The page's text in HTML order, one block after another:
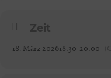
Zeit
18. März 202618:30-20:00